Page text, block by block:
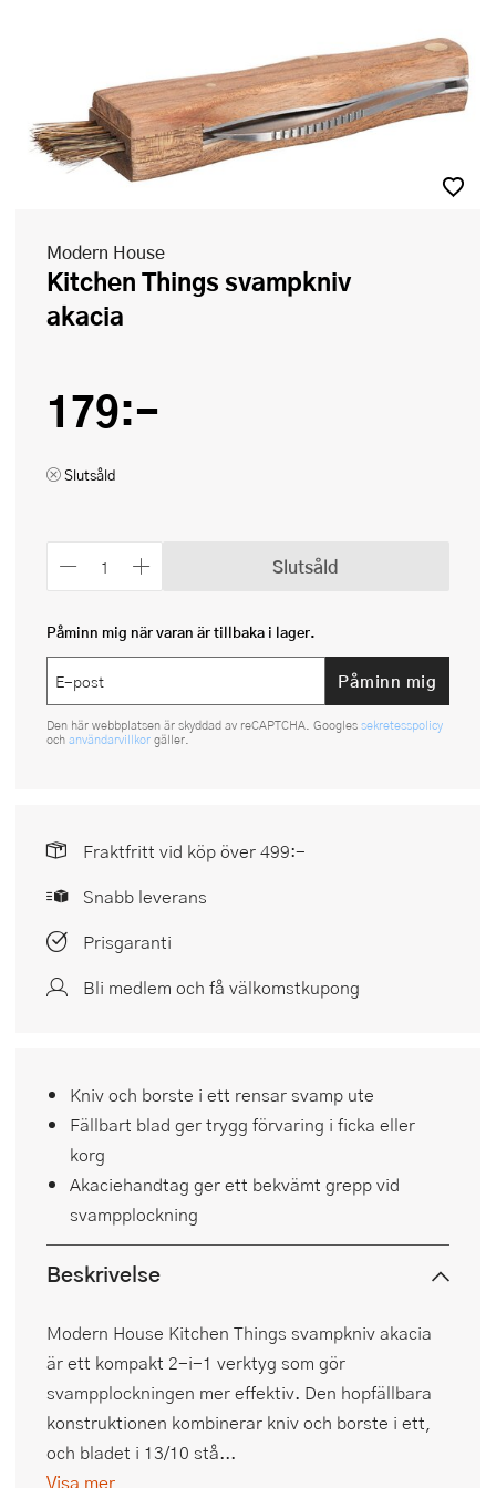
Modern House
Kitchen Things svampkniv
akacia
179:-
Slutsåld
Slutsåld
Påminn mig när varan är tillbaka i lager.
Påminn mig
Den här webbplatsen är skyddad av reCAPTCHA. Googles sekretesspolicy
och användarvillkor gäller.
Fraktfritt vid köp över 499:-
Snabb leverans
Prisgaranti
Bli medlem och få välkomstkupong
Kniv och borste i ett rensar svamp ute
Fällbart blad ger trygg förvaring i ficka eller
korg
Akaciehandtag ger ett bekvämt grepp vid
svampplockning
Beskrivelse
Modern House Kitchen Things svampkniv akacia
är ett kompakt 2-i-1 verktyg som gör
svampplockningen mer effektiv. Den hopfällbara
konstruktionen kombinerar kniv och borste i ett,
och bladet i 13/10 stå...
Visa mer